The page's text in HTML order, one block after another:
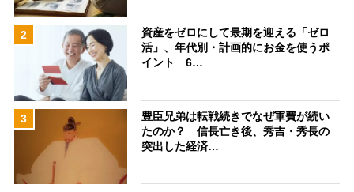
2
資産をゼロにして最期を迎える「ゼロ
活」、年代別・計画的にお金を使うポ
イント 6…
3
豊臣兄弟は転戦続きでなぜ軍費が続い
たのか？ 信長亡き後、秀吉・秀長の
突出した経済…